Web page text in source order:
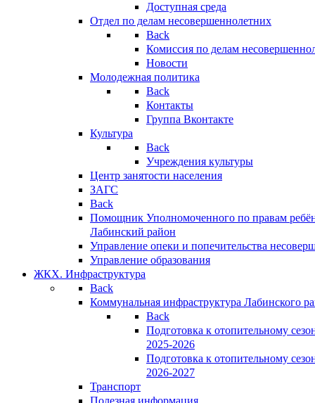
Доступная среда
Отдел по делам несовершеннолетних
Back
Комиссия по делам
Новости
Молодежная политика
Back
Контакты
Группа Вконтакте
Культура
Back
Учреждения культуры
Центр занятости населения
ЗАГС
Back
Помощник Уполномоченного по правам
Лабинский район
Управление опеки и попечительства
Управление образования
ЖКХ. Инфраструктура
Back
Коммунальная инфраструктура Лабинского
Back
Подготовка к отопительному
2025-2026
Подготовка к отопительному
2026-2027
Транспорт
Полезная информация